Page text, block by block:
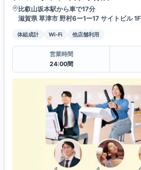
比叡山坂本駅から車で17分
滋賀県 草津市 野村6ー1ー17 サイトビル 1F
体組成計 Wi-Fi 他店舗利用
営業時間
24:00間